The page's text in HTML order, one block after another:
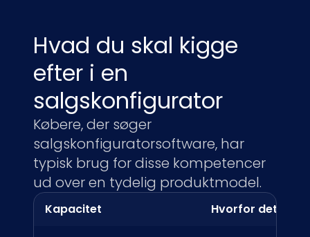
Hvad du skal kigge
efter i en
salgskonfigurator
Købere, der søger
salgskonfiguratorsoftware, har
typisk brug for disse kompetencer
ud over en tydelig produktmodel.
Kapacitet Hvorfor det